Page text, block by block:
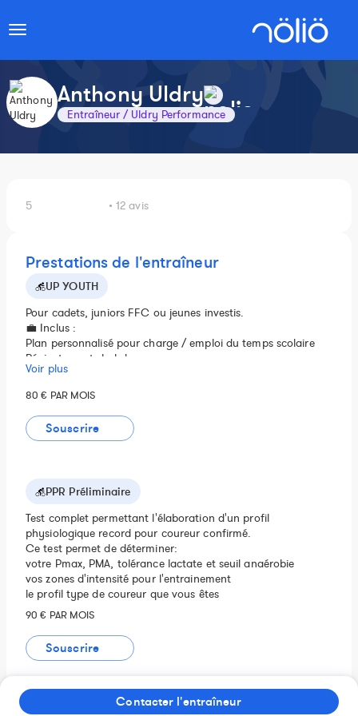
Toggle
Anthony Uldry
Entraîneur / Uldry Performance
5 • 12 avis
Prestations de l'entraîneur
UP YOUTH
Pour cadets, juniors FFC ou jeunes investis.
💼 Inclus :
Plan personnalisé pour charge / emploi du temps scolaire
Réajustements hebdos
Analyse des séances majeures
Accompagnement pédagogique
Contact hebdo + brief courses
Tarif
12 mois : 85€/mois
Voir plus
80 € PAR MOIS
Souscrire
PPR Préliminaire
Test complet permettant l'élaboration d'un profil
physiologique record pour coureur confirmé.
Ce test permet de déterminer:
votre Pmax, PMA, tolérance lactate et seuil anaérobie
vos zones d'intensité pour l'entrainement
le profil type de coureur que vous êtes
90 € PAR MOIS
Souscrire
Testing Lactate
Contacter l'entraîneur